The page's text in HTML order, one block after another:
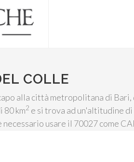
COLLE
alla città metropolitana di
80 km2 e si trova ad un'altitudine
usare il 70027 come